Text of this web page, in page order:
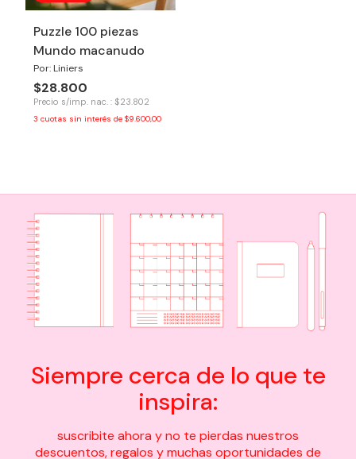
Puzzle 100 piezas
Mundo macanudo
Por: Liniers
$28.800
Precio s/imp. nac. : $23.802
3 cuotas sin interés de $9.600,00
Siempre cerca de lo que te
inspira:
suscribite ahora y no te pierdas nuestros
descuentos, regalos y muchas oportunidades de